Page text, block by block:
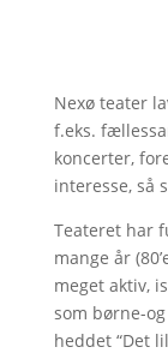
Nexø teater
f.eks.
koncerter,
interesse, så
Teateret har
mange år
meget aktiv,
som børne-
heddet “Det